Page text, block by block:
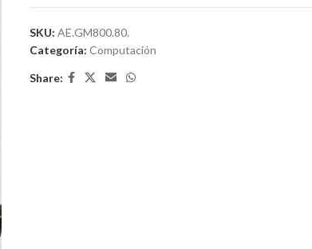
SKU: AE.GM800.80.
Categoría: Computación
Share: